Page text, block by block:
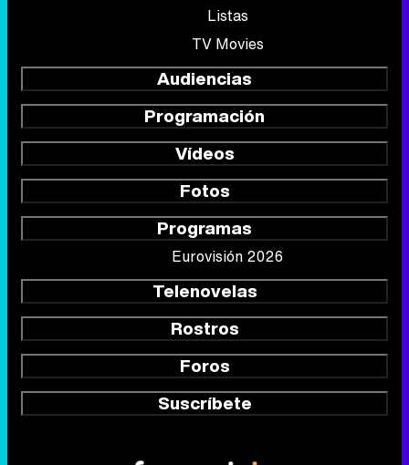
Listas
TV Movies
Audiencias
Programación
Vídeos
Fotos
Programas
Eurovisión 2026
Telenovelas
Rostros
Foros
Suscríbete